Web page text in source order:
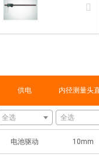
供电 内径测量头
全选 全选
电池驱动 10mm